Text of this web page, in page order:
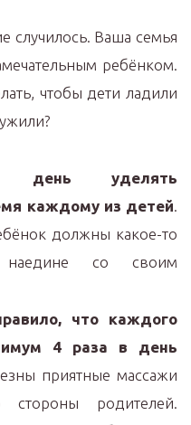
случилось. Ваша семья
ребёнком.
чтобы дети ладили
день уделять
каждому из детей
должны какое-то
наедине со своим
что каждого
4 раза в день
приятные массажи
родителей.